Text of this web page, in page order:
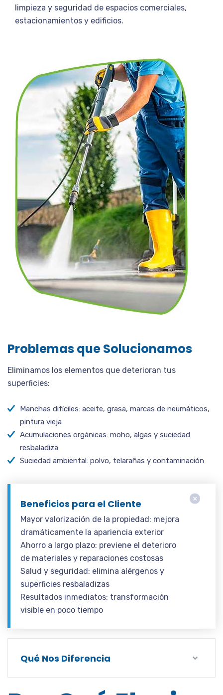
limpieza y seguridad de espacios comerciales,
estacionamientos y edificios.
Problemas que Solucionamos
Eliminamos los elementos que deterioran tus
superficies:
Manchas difíciles: aceite, grasa, marcas de neumáticos,
pintura vieja
Acumulaciones orgánicas: moho, algas y suciedad
resbaladiza
Suciedad ambiental: polvo, telarañas y contaminación
Beneficios para el Cliente
Mayor valorización de la propiedad: mejora
dramáticamente la apariencia exterior
Ahorro a largo plazo: previene el deterioro
de materiales y reparaciones costosas
Salud y seguridad: elimina alérgenos y
superficies resbaladizas
Resultados inmediatos: transformación
visible en poco tiempo
Qué Nos Diferencia